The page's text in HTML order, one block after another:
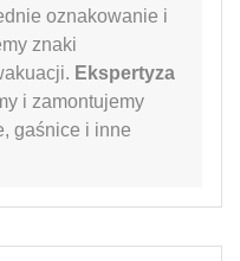
oznakowanie i
znaki
Ekspertyza
i zamontujemy
gaśnice i inne